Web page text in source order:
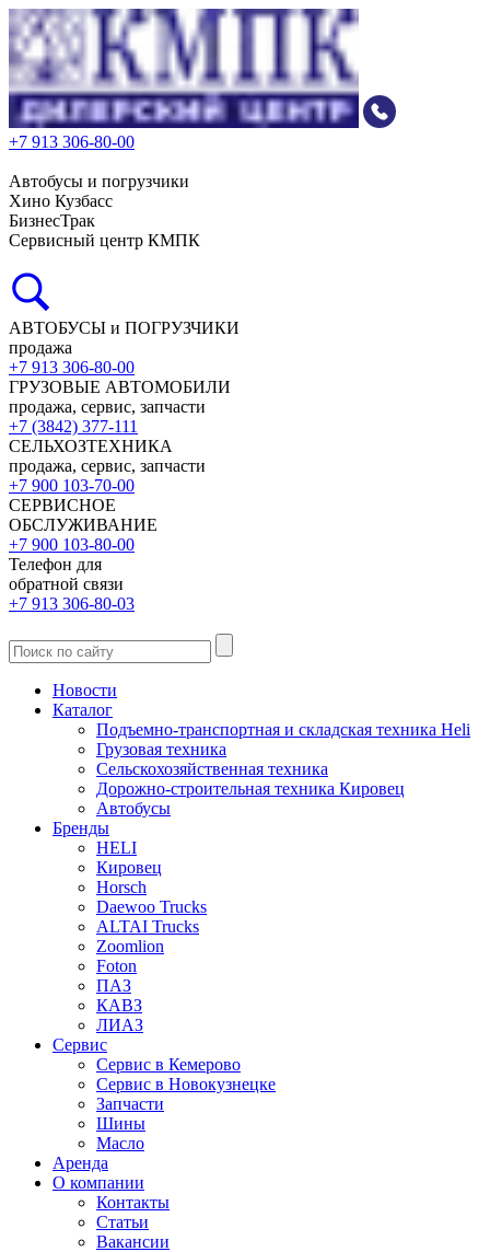
+7 913 306-80-00
Автобусы и погрузчики
Хино Кузбасс
БизнесТрак
Сервисный центр КМПК
АВТОБУСЫ и ПОГРУЗЧИКИ
продажа
+7 913 306-80-00
ГРУЗОВЫЕ АВТОМОБИЛИ
продажа, сервис, запчасти
+7 (3842) 377-111
СЕЛЬХОЗТЕХНИКА
продажа, сервис, запчасти
+7 900 103-70-00
СЕРВИСНОЕ
ОБСЛУЖИВАНИЕ
+7 900 103-80-00
Телефон для
обратной связи
+7 913 306-80-03
Новости
Каталог
Подъемно-транспортная и складская техника Heli
Грузовая техника
Сельскохозяйственная техника
Дорожно-строительная техника Кировец
Автобусы
Бренды
HELI
Кировец
Horsch
Daewoo Trucks
ALTAI Trucks
Zoomlion
Foton
ПАЗ
КАВЗ
ЛИАЗ
Сервис
Сервис в Кемерово
Сервис в Новокузнецке
Запчасти
Шины
Масло
Аренда
О компании
Контакты
Статьи
Вакансии